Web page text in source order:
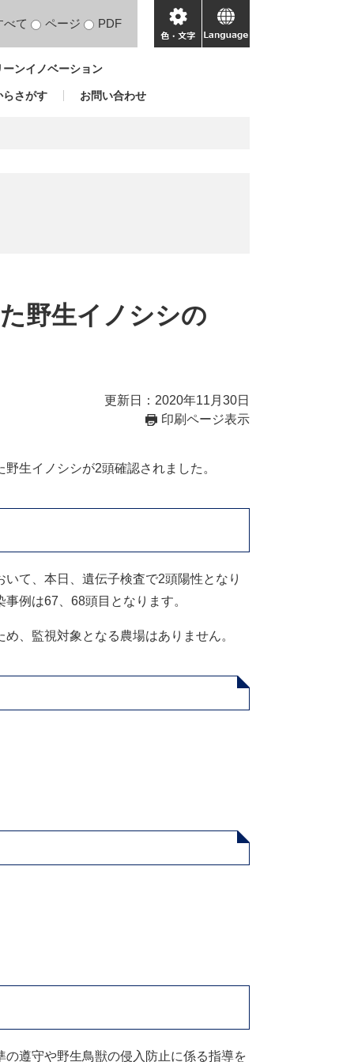
べて ページ PDF
色・
文
language
ンイノベーション
らさがす お問い合わせ
野生イノシシの
更新日：2020年11月30日
印刷ページ表示
生イノシシが2頭確認されました。
て、本日、遺伝子検査で2頭陽性となり
例は67、68頭目となります。
、監視対象となる農場はありません。
遵守や野生鳥獣の侵入防止に係る指導を